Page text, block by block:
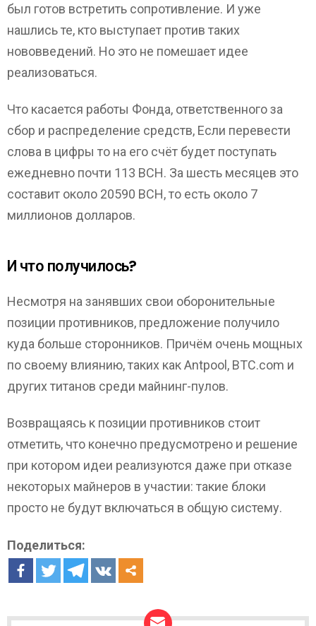
был готов встретить сопротивление. И уже
нашлись те, кто выступает против таких
нововведений. Но это не помешает идее
реализоваться.
Что касается работы Фонда, ответственного за
сбор и распределение средств, Если перевести
слова в цифры то на его счёт будет поступать
ежедневно почти 113 ВСН. За шесть месяцев это
составит около 20590 ВСН, то есть около 7
миллионов долларов.
И что получилось?
Несмотря на занявших свои оборонительные
позиции противников, предложение получило
куда больше сторонников. Причём очень мощных
по своему влиянию, таких как Antpool, BTC.com и
других титанов среди майнинг-пулов.
Возвращаясь к позиции противников стоит
отметить, что конечно предусмотрено и решение
при котором идеи реализуются даже при отказе
некоторых майнеров в участии: такие блоки
просто не будут включаться в общую систему.
Поделиться: